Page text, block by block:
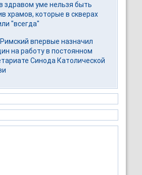
здравом уме нельзя быть
храмов, которые в скверах
"всегда"
впервые назначил
на работу в постоянном
Синода Католической